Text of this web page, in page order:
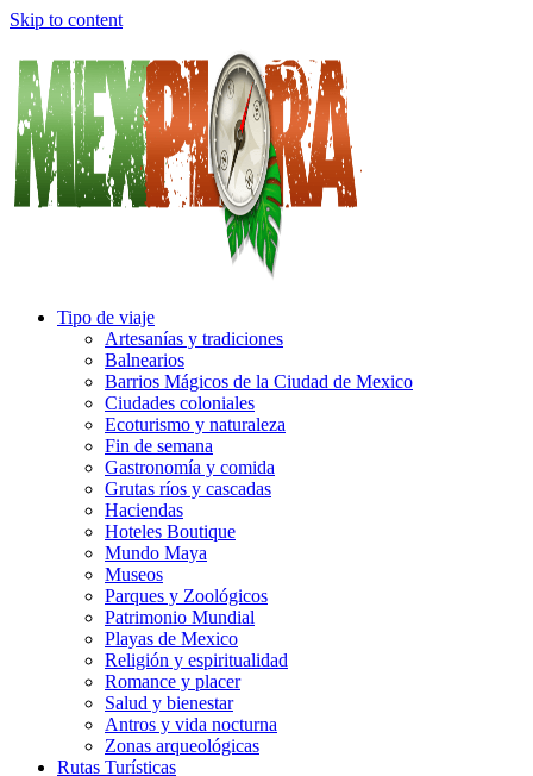
Skip to content
Tipo de viaje
Artesanías y tradiciones
Balnearios
Barrios Mágicos de la Ciudad de Mexico
Ciudades coloniales
Ecoturismo y naturaleza
Fin de semana
Gastronomía y comida
Grutas ríos y cascadas
Haciendas
Hoteles Boutique
Mundo Maya
Museos
Parques y Zoológicos
Patrimonio Mundial
Playas de Mexico
Religión y espiritualidad
Romance y placer
Salud y bienestar
Antros y vida nocturna
Zonas arqueológicas
Rutas Turísticas